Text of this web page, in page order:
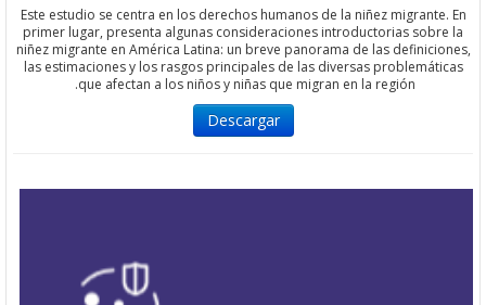
Este estudio se centra en los derechos humanos de la niñez
primer lugar, presenta algunas consideraciones introductorias
niñez migrante en América Latina: un breve panorama de las
las estimaciones y los rasgos principales de las diversas
que afectan a los niños y niñas que migran en la región.
Descargar